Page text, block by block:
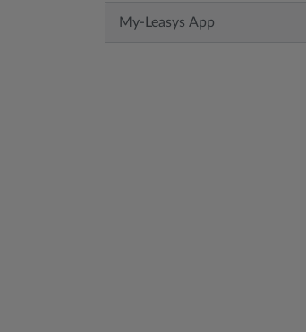
My-Leasys App